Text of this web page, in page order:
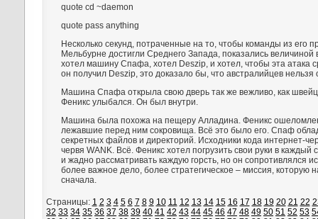
quote cd ~daemon
quote pass anything
Несколько секунд, потраченные на то, чтобы команды из его
Мельбурне достигли Среднего Запада, показались
хотел машину Спафа, хотел Deszip, и хотел, чтобы эта атака
он получил Deszip, это доказало бы, что австралийцев нельзя
Машина Спафа открыла свою дверь так же вежливо, как
Феникс улыбался. Он был внутри.
Машина была похожа на пещеру Алладина. Феникс
лежавшие перед ним сокровища. Всё это было его. Спаф
секретных файлов и директорий. Исходники кода интернет-
червя WANK. Всё. Феникс хотел погрузить свои руки в каждый
и жадно рассматривать каждую горсть, но он сопротивлялся
более важное дело, более стратегическое – миссия, которую
сначала.
Страницы: 1 2 3 4 5 6 7 8 9 10 11 12 13 14 15 16 17 18 19 20 21 22
32 33 34 35 36 37 38 39 40 41 42 43 44 45 46 47 48 49 50 51 52 53